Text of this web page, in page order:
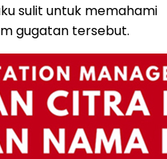
sulit untuk memahami
gugatan tersebut.